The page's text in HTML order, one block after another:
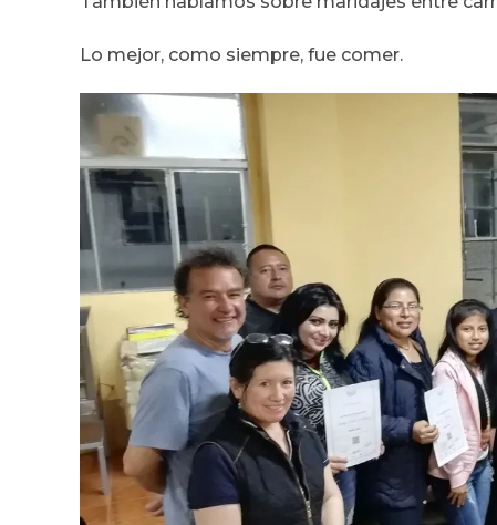
Lo mejor, como siempre, fue comer.